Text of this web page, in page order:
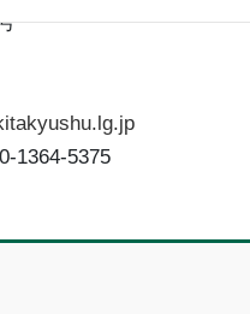
1364-5375